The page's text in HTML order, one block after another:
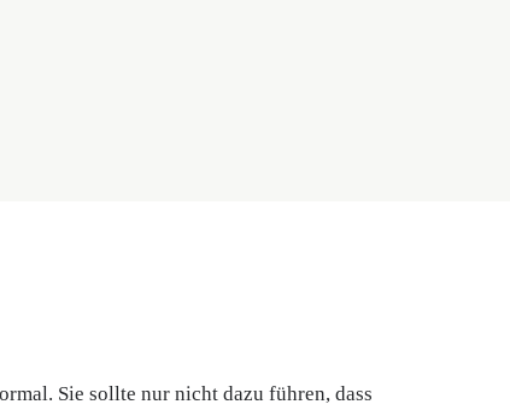
Sie sollte nur nicht dazu führen, dass